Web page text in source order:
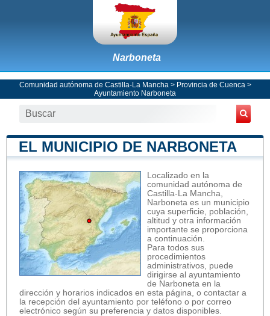
Narboneta
Comunidad autónoma de Castilla-La Mancha > Provincia de Cuenca >
Ayuntamiento Narboneta
EL MUNICIPIO DE NARBONETA
Localizado en la
comunidad autónoma de
Castilla-La Mancha,
Narboneta es un municipio
cuya superficie, población,
altitud y otra información
importante se proporciona
a continuación.
Para todos sus
procedimientos
administrativos, puede
dirigirse al ayuntamiento
de Narboneta en la
dirección y horarios indicados en esta página, o contactar a
la recepción del ayuntamiento por teléfono o por correo
electrónico según su preferencia y datos disponibles.